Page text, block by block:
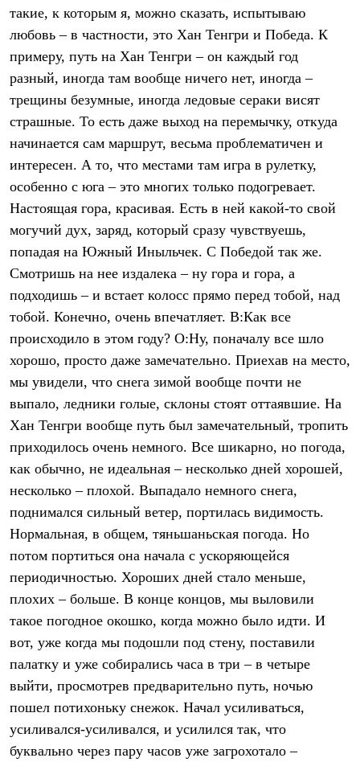
Легкоходные
Альпинистские
Городские
Аксессуары для рюкзаков
Спальные мешки
Пуховые
С синтетическим утеплителем
Аксессуары для спальников
Сумки и баулы
Баулы
Кошельки
Сумки
Гермомешки
Полезные аксессуары
Книги
Еда
Коврики
Обувь
Женская обувь
Ботинки
Мужская обувь
Ботинки
Кроссовки
Сапоги
Гамаши и бахилы
Гамаши
Бахилы
Тапочки и чуни
Чуни
Уход за обувью
Головные уборы
Шапки
Кепки и бейсболки
Повязки
Шарфы
Перчатки и рукавицы
Перчатки
Рукавицы
Носки
Полезные аксессуары
Ремни
Шевроны
такие, к которым я, можно сказать, испытываю
любовь – в частности, это Хан Тенгри и Победа. К
примеру, путь на Хан Тенгри – он каждый год
разный, иногда там вообще ничего нет, иногда –
трещины безумные, иногда ледовые сераки висят
страшные. То есть даже выход на перемычку, откуда
начинается сам маршрут, весьма проблематичен и
интересен. А то, что местами там игра в рулетку,
особенно с юга – это многих только подогревает.
Настоящая гора, красивая. Есть в ней какой-то свой
могучий дух, заряд, который сразу чувствуешь,
попадая на Южный Иныльчек. С Победой так же.
Смотришь на нее издалека – ну гора и гора, а
подходишь – и встает колосс прямо перед тобой, над
тобой. Конечно, очень впечатляет. В:Как все
происходило в этом году? О:Ну, поначалу все шло
хорошо, просто даже замечательно. Приехав на место,
мы увидели, что снега зимой вообще почти не
выпало, ледники голые, склоны стоят оттаявшие. На
Хан Тенгри вообще путь был замечательный, тропить
приходилось очень немного. Все шикарно, но погода,
как обычно, не идеальная – несколько дней хорошей,
несколько – плохой. Выпадало немного снега,
поднимался сильный ветер, портилась видимость.
Нормальная, в общем, тяньшаньская погода. Но
потом портиться она начала с ускоряющейся
периодичностью. Хороших дней стало меньше,
плохих – больше. В конце концов, мы выловили
такое погодное окошко, когда можно было идти. И
вот, уже когда мы подошли под стену, поставили
палатку и уже собирались часа в три – в четыре
выйти, просмотрев предварительно путь, ночью
пошел потихоньку снежок. Начал усиливаться,
усиливался-усиливался, и усилился так, что
буквально через пару часов уже загрохотало –